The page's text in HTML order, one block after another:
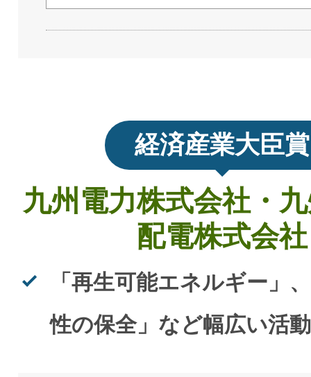
経済産業大臣賞
九州電力株式会社・
配電株式会社
「再生可能エネルギー」
性の保全」など幅広い活